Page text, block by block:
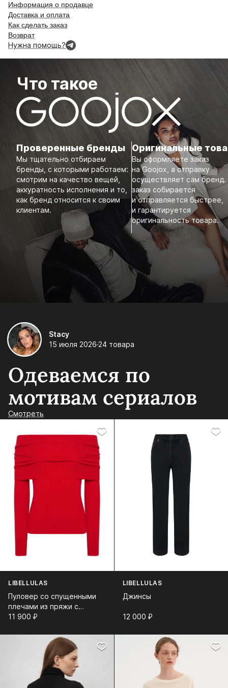
Информация о продавце
Доставка и оплата
Как сделать заказ
Возврат
Нужна помощь?
Что такое
Проверенные бренды
Мы тщательно отбираем
бренды, с которыми работаем:
смотрим на качество вещей,
аккуратность исполнения и то,
как бренд относится к своим
клиентам.
Оригинальные
Вы оформляете заказ
на Goojox, а отправку
осуществляет сам бренд.
заказ собирается
и отправляется быстрее,
и гарантируется
оригинальность товара.
Stacy
15 июля 2026 24 товара
Одеваемся по
мотивам сериалов
Смотреть
LIBELLULAS
Пуловер со спущенными
плечами из пряжи с
кашемиром
11 900⁠ ⁠₽
LIBELLULAS
Джинсы
12 000⁠ ⁠₽